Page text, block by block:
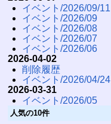
イベント/2026/09/11
イベント/2026/09
イベント/2026/08
イベント/2026/07
イベント/2026/06
2026-04-02
削除履歴
イベント/2026/04/24
2026-03-31
イベント/2026/05
人気の10件